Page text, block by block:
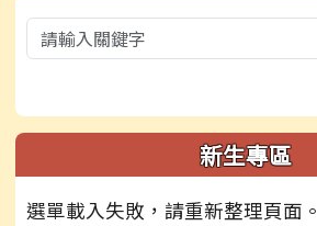
新生專區
選單載入失敗，請重新整理頁面。